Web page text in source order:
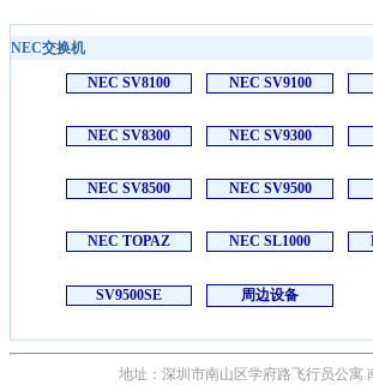
NEC交换机
NEC SV8100 NEC SV9100
NEC SV8300 NEC SV9300
NEC SV8500 NEC SV9500
NEC TOPAZ NEC SL1000
SV9500SE 周边设备
地址：深圳市南山区学府路飞行员公寓